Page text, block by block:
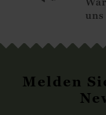
Melden